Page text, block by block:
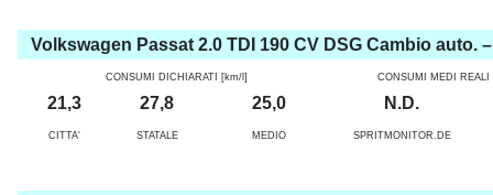
Volkswagen Passat 2.0 TDI 190 CV DSG Cambio auto. –
CONSUMI DICHIARATI [km/l] CONSUMI MEDI REALI
21,3 27,8 25,0 N.D.
CITTA' STATALE MEDIO SPRITMONITOR.DE